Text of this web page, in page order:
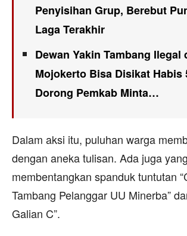
Penyisihan Grup, Berebut
Laga Terakhir
Dewan Yakin Tambang Ilegal
Mojokerto Bisa Disikat Habis
Dorong Pemkab Minta…
Dalam aksi itu, puluhan warga
dengan aneka tulisan. Ada juga yang
membentangkan spanduk tuntutan
Tambang Pelanggar UU Minerba”
Galian C”.